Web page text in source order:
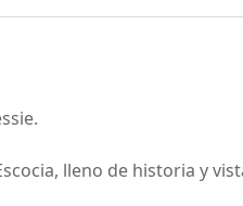
lleno de historia y